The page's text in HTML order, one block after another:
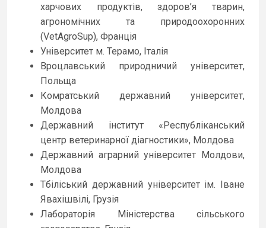
харчових продуктів, здоров’я тварин,
агрономічних та природоохоронних
(VetAgroSup), Франція
Університет м. Терамо, Італія
Вроцлавський природничий університет,
Польща
Комратський державний університет,
Молдова
Державний інститут «Республіканський
центр ветеринарної діагностики», Молдова
Державний аграрний університет Молдови,
Молдова
Тбіліський державний університет ім. Іване
Явахішвілі, Грузія
Лабораторія Міністерства сільського